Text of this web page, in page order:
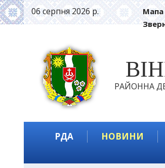
06 серпня 2026 р. Мапа
РАЙОННА
РДА НОВИНИ